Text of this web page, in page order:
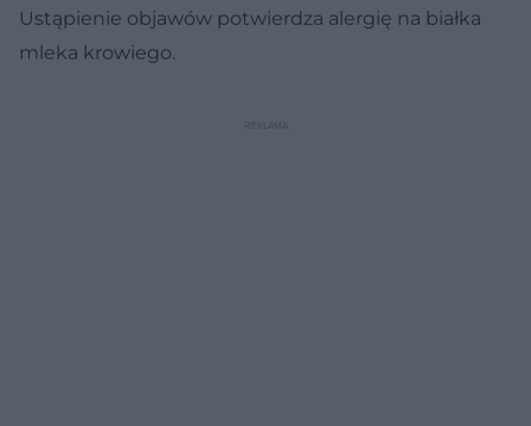
Ustąpienie objawów potwierdza alergię na białka
mleka krowiego.